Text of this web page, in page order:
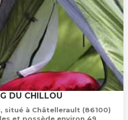
DU CHILLOU
situé à Châtellerault (86100)